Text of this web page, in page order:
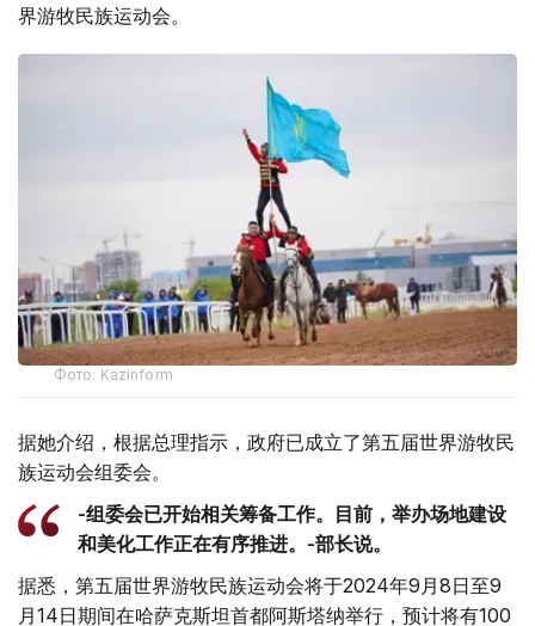
界游牧民族运动会。
Фото: Kazinform
据她介绍，根据总理指示，政府已成立了第五届世界游牧民
族运动会组委会。
-组委会已开始相关筹备工作。目前，举办场地建设
和美化工作正在有序推进。-部长说。
据悉，第五届世界游牧民族运动会将于2024年9月8日至9
月14日期间在哈萨克斯坦首都阿斯塔纳举行，预计将有100